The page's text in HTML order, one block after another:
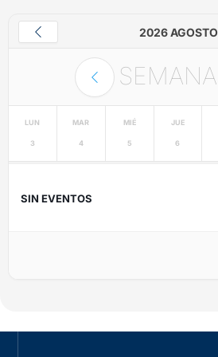
2026 AGOSTO
SEMANA
LUN
3
MAR
4
MIÉ
5
JUE
6
SIN EVENTOS